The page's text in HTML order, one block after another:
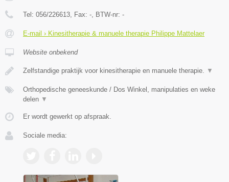
Tel: 056/226613 , Fax: - , BTW-nr: -
E-mail › Kinesitherapie & manuele therapie Philippe Mattelaer
Website onbekend
Zelfstandige praktijk voor kinesitherapie en manuele therapie. ▼
Orthopedische geneeskunde / Dos Winkel, manipulaties en weke
delen ▼
Er wordt gewerkt op afspraak.
Sociale media: